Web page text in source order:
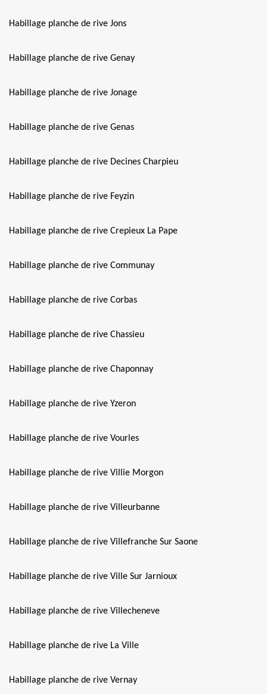
Habillage planche de rive Jons
Habillage planche de rive Genay
Habillage planche de rive Jonage
Habillage planche de rive Genas
Habillage planche de rive Decines Charpieu
Habillage planche de rive Feyzin
Habillage planche de rive Crepieux La Pape
Habillage planche de rive Communay
Habillage planche de rive Corbas
Habillage planche de rive Chassieu
Habillage planche de rive Chaponnay
Habillage planche de rive Yzeron
Habillage planche de rive Vourles
Habillage planche de rive Villie Morgon
Habillage planche de rive Villeurbanne
Habillage planche de rive Villefranche Sur Saone
Habillage planche de rive Ville Sur Jarnioux
Habillage planche de rive Villecheneve
Habillage planche de rive La Ville
Habillage planche de rive Vernay